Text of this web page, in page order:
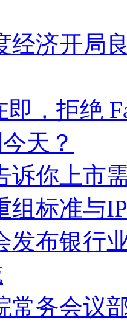
经济开局
即，拒绝
天？
诉你上市
组标准与
发布银行
常务会议